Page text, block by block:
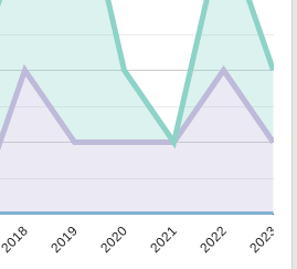
2018 2019 2020 2021 2022 2023